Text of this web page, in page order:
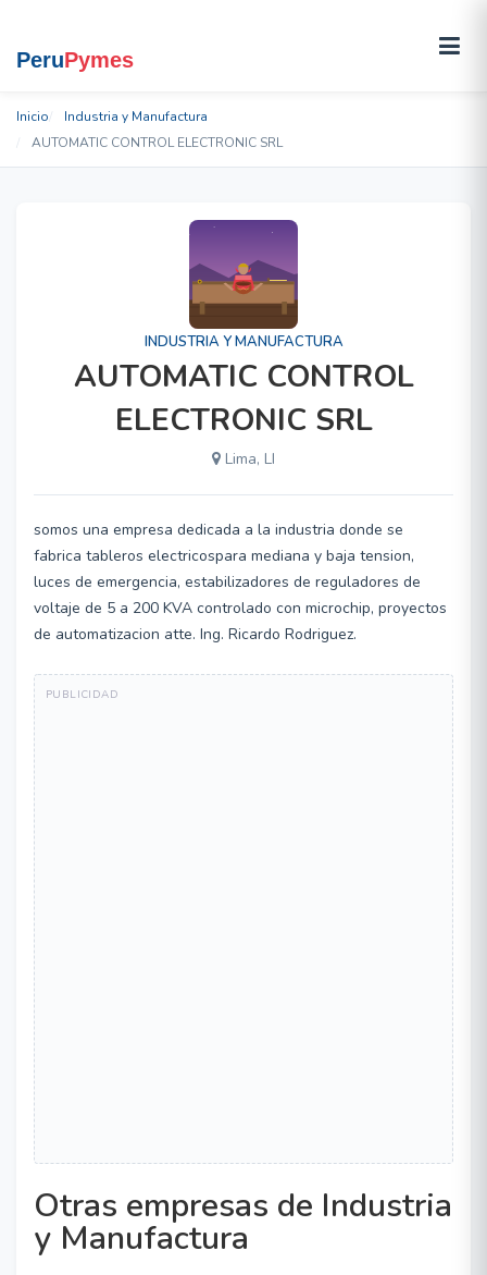
Inicio
Industria y Manufactura
AUTOMATIC CONTROL ELECTRONIC SRL
INDUSTRIA Y MANUFACTURA
AUTOMATIC CONTROL
ELECTRONIC SRL
Lima, LI
somos una empresa dedicada a la industria donde se
fabrica tableros electricospara mediana y baja tension,
luces de emergencia, estabilizadores de reguladores de
voltaje de 5 a 200 KVA controlado con microchip, proyectos
de automatizacion atte. Ing. Ricardo Rodriguez.
Otras empresas de Industria
y Manufactura